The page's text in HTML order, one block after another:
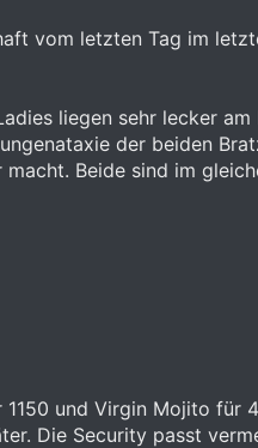
vom letzten Tag im
liegen sehr lecker
der beiden
Beide sind im
und Virgin Mojito für
Die Security passt